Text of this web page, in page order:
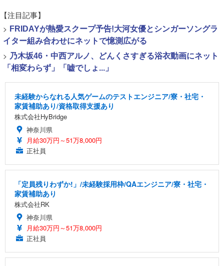
【注目記事】
> FRIDAYが熱愛スクープ予告!大河女優とシンガーソングラ
イター組み合わせにネットで憶測広がる
> 乃木坂46・中西アルノ、どんくさすぎる浴衣動画にネット
「相変わらず」「嘘でしょ...」
未経験からなれる人気ゲームのテストエンジニア/寮・社宅・
家賃補助あり/資格取得支援あり
株式会社HyBridge
神奈川県
月給30万円～51万8,000円
正社員
「定員残りわずか!」/未経験採用枠/QAエンジニア/寮・社宅・
家賃補助あり
株式会社RK
神奈川県
月給30万円～51万8,000円
正社員